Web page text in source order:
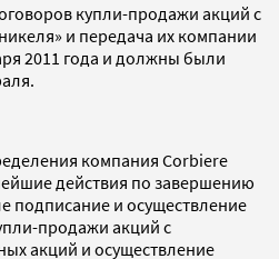
купли-продажи акций с
и передача их компании
2011 года и должны были
компания Corbiere
действия по завершению
подписание и осуществление
продажи акций с
акций и осуществление